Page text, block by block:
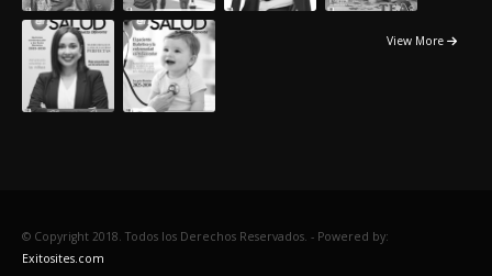
ÚLTIMOS TWEETS
Oops, our twitter feed is unavailable right now.
Follow us on Twitter